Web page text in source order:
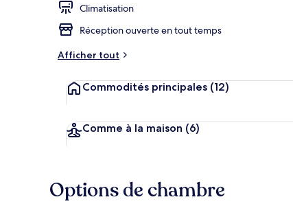
Climatisation
Réception ouverte en tout temps
Afficher tout
Commodités principales (12)
Comme à la maison (6)
Options de chambre